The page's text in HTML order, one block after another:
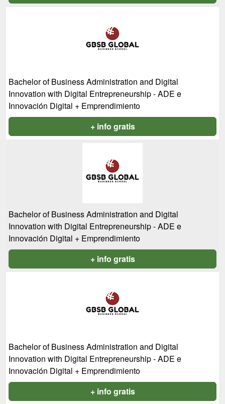
Bachelor of Business Administration and Digital
Innovation with Digital Entrepreneurship - ADE e
Innovación Digital + Emprendimiento
+ info gratis
Bachelor of Business Administration and Digital
Innovation with Digital Entrepreneurship - ADE e
Innovación Digital + Emprendimiento
+ info gratis
Bachelor of Business Administration and Digital
Innovation with Digital Entrepreneurship - ADE e
Innovación Digital + Emprendimiento
+ info gratis